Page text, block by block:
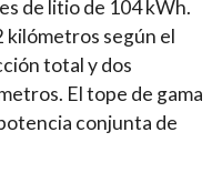
de litio de 104 kWh.
kilómetros según el
total y dos
El tope de gama
conjunta de